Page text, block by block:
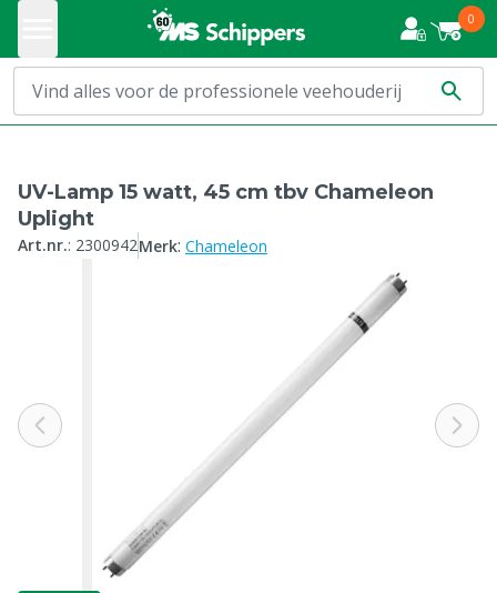
0
UV-Lamp 15 watt, 45 cm tbv Chameleon
Uplight
Art.nr.: 2300942Merk: Chameleon